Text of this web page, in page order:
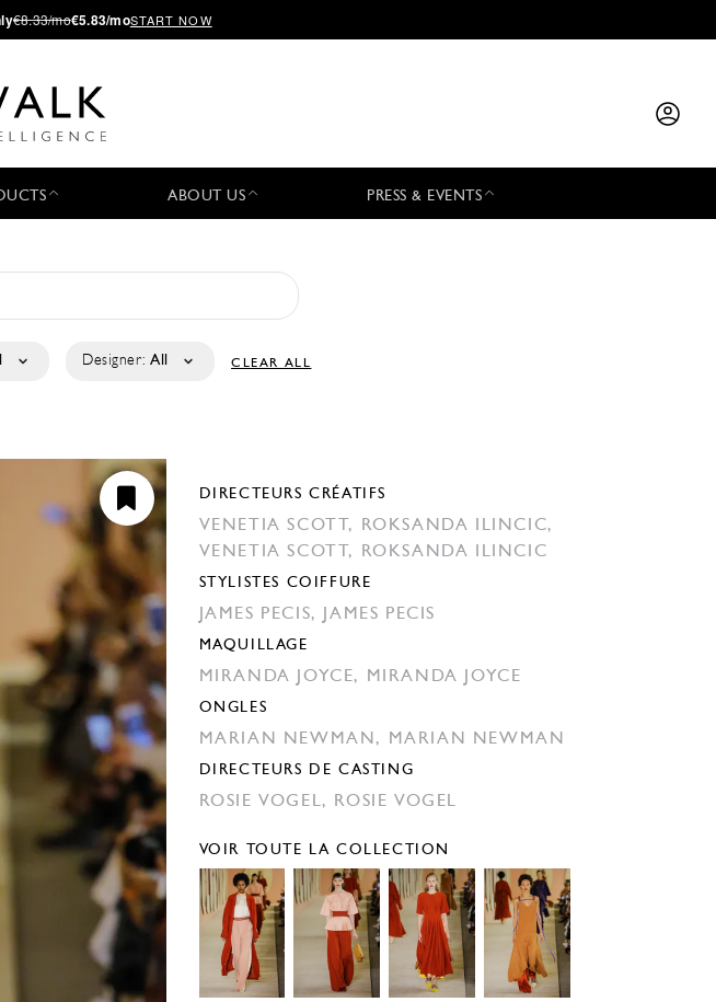
€8.33/mo€5.83/moSTART NOW
ABOUT US PRESS & EVENTS
Designer: All CLEAR ALL
DIRECTEURS CRÉATIFS
VENETIA SCOTT,
ROKSANDA ILINCIC,
VENETIA SCOTT,
ROKSANDA ILINCIC
STYLISTES COIFFURE
JAMES PECIS, JAMES PECIS
MAQUILLAGE
MIRANDA JOYCE, MIRANDA JOYCE
ONGLES
MARIAN NEWMAN, MARIAN NEWMAN
DIRECTEURS DE CASTING
ROSIE VOGEL, ROSIE VOGEL
VOIR TOUTE LA COLLECTION